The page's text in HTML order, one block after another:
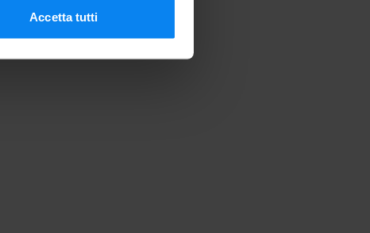
Accetta tutti